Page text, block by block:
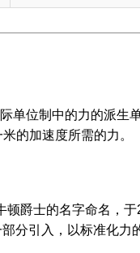
单位制中的力的派生
的加速度所需的力。
顿爵士的名字命名，
分引入，以标准化力